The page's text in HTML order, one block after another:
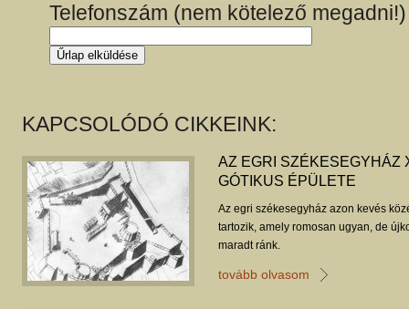
Telefonszám (nem kötelező megadni!)
KAPCSOLÓDÓ CIKKEINK:
AZ EGRI SZÉKESEGYHÁZ
GÓTIKUS ÉPÜLETE
Az egri székesegyház azon kevés
tartozik, amely romosan ugyan, de
maradt ránk.
tovább olvasom